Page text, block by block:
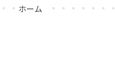
ホーム